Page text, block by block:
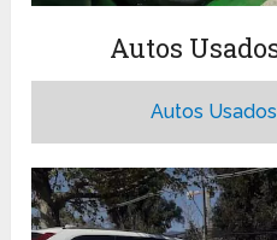
Autos
Autos